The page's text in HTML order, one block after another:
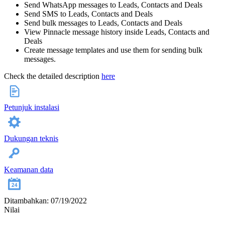
Send WhatsApp messages to Leads, Contacts and Deals
Send SMS to Leads, Contacts and Deals
Send bulk messages to Leads, Contacts and Deals
View Pinnacle message history inside Leads, Contacts and
Deals
Create message templates and use them for sending bulk
messages.
Check the detailed description here
Petunjuk instalasi
Dukungan teknis
Keamanan data
Ditambahkan: 07/19/2022
Nilai